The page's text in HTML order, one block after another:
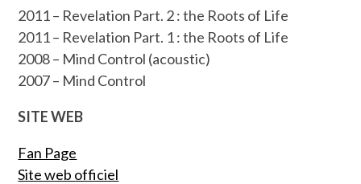
2011 – Revelation Part. 2 : the Roots of Life
2011 – Revelation Part. 1 : the Roots of Life
2008 – Mind Control (acoustic)
2007 – Mind Control
SITE WEB
Fan Page
Site web officiel